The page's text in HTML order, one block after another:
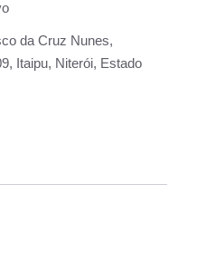
da Cruz Nunes,
Itaipu, Niterói, Estado